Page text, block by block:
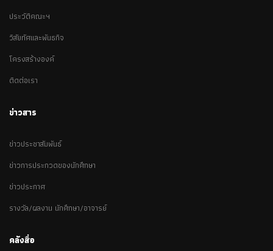
ประวัติคณะฯ
วิสัยทัศและพันธกิจ
โครงสร้างองค์
ติดต่อเรา
ข่าวสาร
ข่าวประชาสัมพันธ์
ข่าวการประกวดของนักศึกษา
ข่าวประกาศ
รางวัล/ผลงาน นักศึกษา/อาจารย์
คลังสื่อ